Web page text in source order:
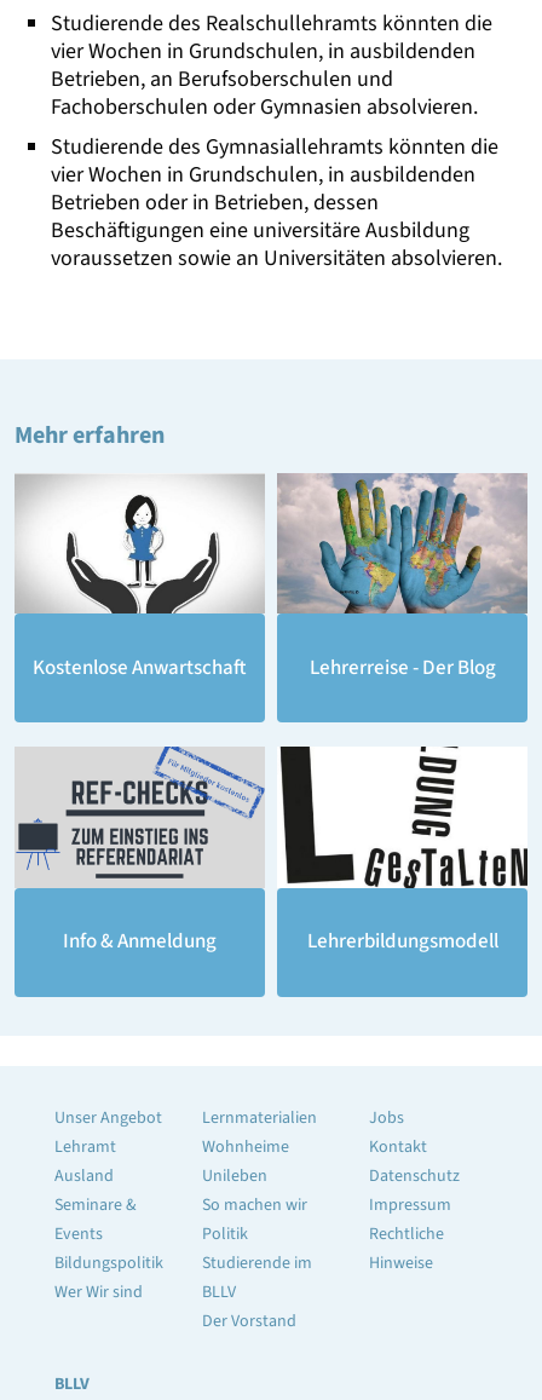
Studierende des Realschullehramts könnten die
vier Wochen in Grundschulen, in ausbildenden
Betrieben, an Berufsoberschulen und
Fachoberschulen oder Gymnasien absolvieren.
Studierende des Gymnasiallehramts könnten die
vier Wochen in Grundschulen, in ausbildenden
Betrieben oder in Betrieben, dessen
Beschäftigungen eine universitäre Ausbildung
voraussetzen sowie an Universitäten absolvieren.
Mehr erfahren
Kostenlose Anwartschaft Lehrerreise - Der Blog
Info & Anmeldung Lehrerbildungsmodell
Unser Angebot
Lehramt
Ausland
Seminare &
Events
Bildungspolitik
Wer Wir sind
Lernmaterialien
Wohnheime
Unileben
So machen wir
Politik
Studierende im
BLLV
Der Vorstand
Jobs
Kontakt
Datenschutz
Impressum
Rechtliche
Hinweise
BLLV